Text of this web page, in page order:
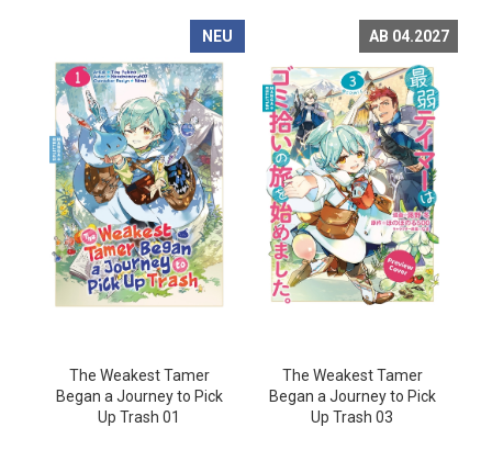
NEU
The Weakest Tamer
Began a Journey to Pick
Up Trash 01
AB 04.2027
The Weakest Tamer
Began a Journey to Pick
Up Trash 03